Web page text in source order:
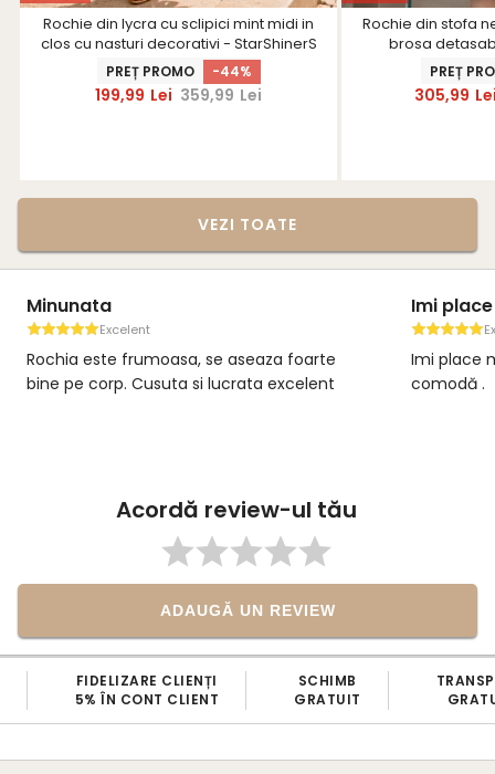
Rochie din lycra cu sclipici mint midi in
clos cu nasturi decorativi - StarShinerS
PREȚ PROMO -44%
199,99 Lei 359,99 Lei
Rochie din stofa
brosa
PREȚ
305,99
VEZI TOATE
Minunata
Excelent
Rochia este frumoasa, se aseaza foarte
bine pe corp. Cusuta si lucrata excelent
Imi
Imi place
comodă .
Acordă review-ul tău
ADAUGĂ UN REVIEW
FIDELIZARE CLIENȚI
5% ÎN CONT CLIENT
SCHIMB
GRATUIT